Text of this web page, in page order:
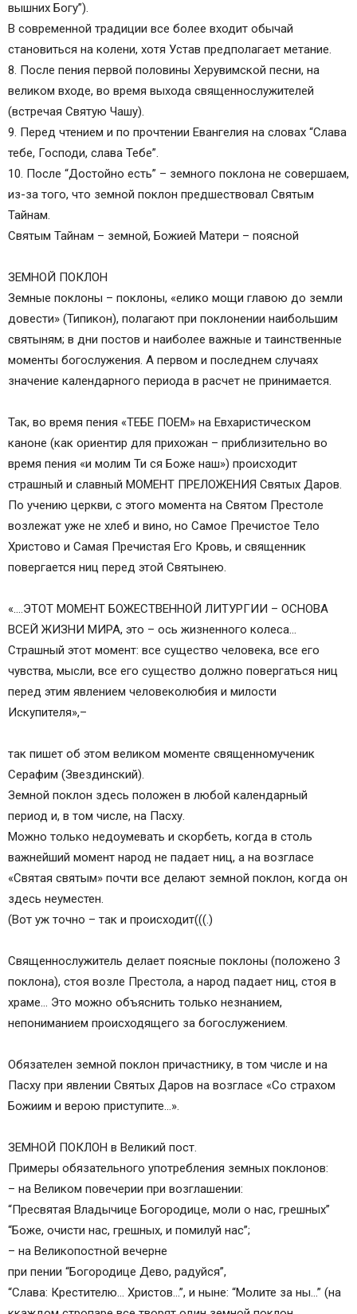
вышних Богу”).
В современной традиции все более входит обычай
становиться на колени, хотя Устав предполагает метание.
8. После пения первой половины Херувимской песни, на
великом входе, во время выхода священнослужителей
(встречая Святую Чашу).
9. Перед чтением и по прочтении Евангелия на словах “Слава
тебе, Господи, слава Тебе”.
10. После “Достойно есть” – земного поклона не совершаем,
из-за того, что земной поклон предшествовал Святым
Тайнам.
Святым Тайнам – земной, Божией Матери – поясной
ЗЕМНОЙ ПОКЛОН
Земные поклоны – поклоны, «елико мощи главою до земли
довести» (Типикон), полагают при поклонении наибольшим
святыням; в дни постов и наиболее важные и таинственные
моменты богослужения. А первом и последнем случаях
значение календарного периода в расчет не принимается.
Так, во время пения «ТЕБЕ ПОЕМ» на Евхаристическом
каноне (как ориентир для прихожан – приблизительно во
время пения «и молим Ти ся Боже наш») происходит
страшный и славный МОМЕНТ ПРЕЛОЖЕНИЯ Святых Даров.
По учению церкви, с этого момента на Святом Престоле
возлежат уже не хлеб и вино, но Самое Пречистое Тело
Христово и Самая Пречистая Его Кровь, и священник
повергается ниц перед этой Святынею.
«….ЭТОТ МОМЕНТ БОЖЕСТВЕННОЙ ЛИТУРГИИ – ОСНОВА
ВСЕЙ ЖИЗНИ МИРА, это – ось жизненного колеса…
Страшный этот момент: все существо человека, все его
чувства, мысли, все его существо должно повергаться ниц
перед этим явлением человеколюбия и милости
Искупителя»,–
так пишет об этом великом моменте священномученик
Серафим (Звездинский).
Земной поклон здесь положен в любой календарный
период и, в том числе, на Пасху.
Можно только недоумевать и скорбеть, когда в столь
важнейший момент народ не падает ниц, а на возгласе
«Святая святым» почти все делают земной поклон, когда он
здесь неуместен.
(Вот уж точно – так и происходит(((.)
Священнослужитель делает поясные поклоны (положено 3
поклона), стоя возле Престола, а народ падает ниц, стоя в
храме… Это можно объяснить только незнанием,
непониманием происходящего за богослужением.
Обязателен земной поклон причастнику, в том числе и на
Пасху при явлении Святых Даров на возгласе «Со страхом
Божиим и верою приступите…».
ЗЕМНОЙ ПОКЛОН в Великий пост.
Примеры обязательного употребления земных поклонов:
– на Великом повечерии при возглашении:
“Пресвятая Владычице Богородице, моли о нас, грешных”
“Боже, очисти нас, грешных, и помилуй нас”;
– на Великопостной вечерне
при пении “Богородице Дево, радуйся”,
“Слава: Крестителю… Христов…”, и ныне: “Молите за ны…” (на